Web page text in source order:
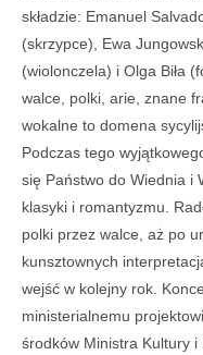
składzie: Emanuel
(skrzypce), Ewa
(wiolonczela) i Olga Biła
walce, polki, arie, znane
wokalne to domena
Podczas tego
się Państwo do Wiednia i
klasyki i romantyzmu.
polki przez walce, aż po
kunsztownych
wejść w kolejny rok.
ministerialnemu
środków Ministra Kultury